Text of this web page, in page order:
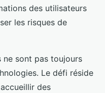
des utilisateurs
les risques de
ne sont pas toujours
Le défi réside
des